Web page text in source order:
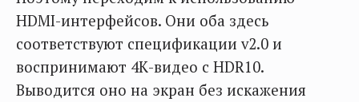
HDMI-интерфейсов. Они оба здесь
соответствуют спецификации v2.0 и
воспринимают 4К-видео с HDR10.
Выводится оно на экран без искажения